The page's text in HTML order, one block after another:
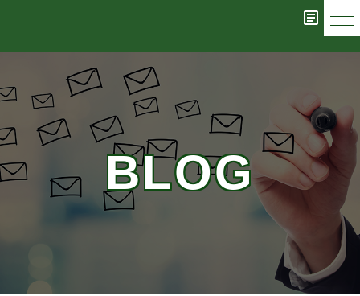
BLOG